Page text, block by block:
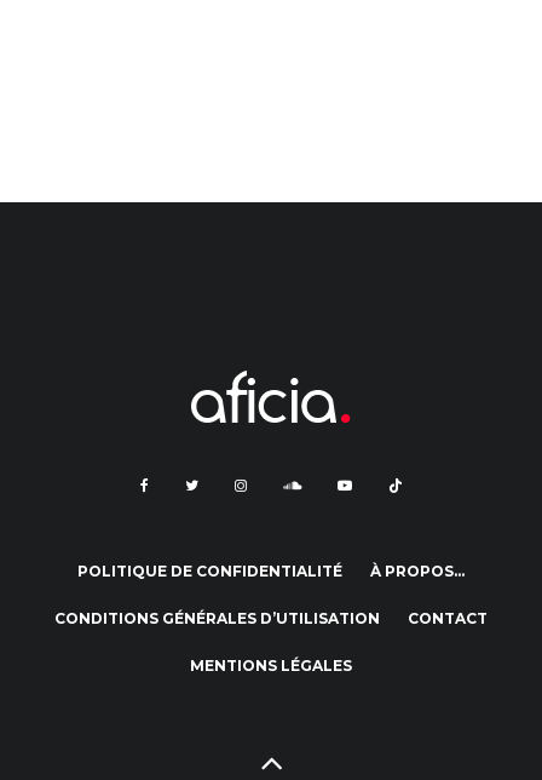
POLITIQUE DE CONFIDENTIALITÉ À PROPOS…
CONDITIONS GÉNÉRALES D’UTILISATION CONTACT
MENTIONS LÉGALES